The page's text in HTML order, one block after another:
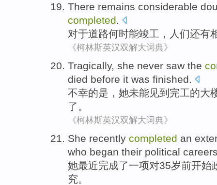
There remains considerable
completed.
对于道路何时能竣工 ，人们还有
《柯林斯英汉双解大词典》
Tragically, she never saw the
died before it was finished.
不幸的是， 她未能见到 完工的大
了。
《柯林斯英汉双解大词典》
She recently completed an
who began their political
她最近完成了一项对35岁前开始
究。